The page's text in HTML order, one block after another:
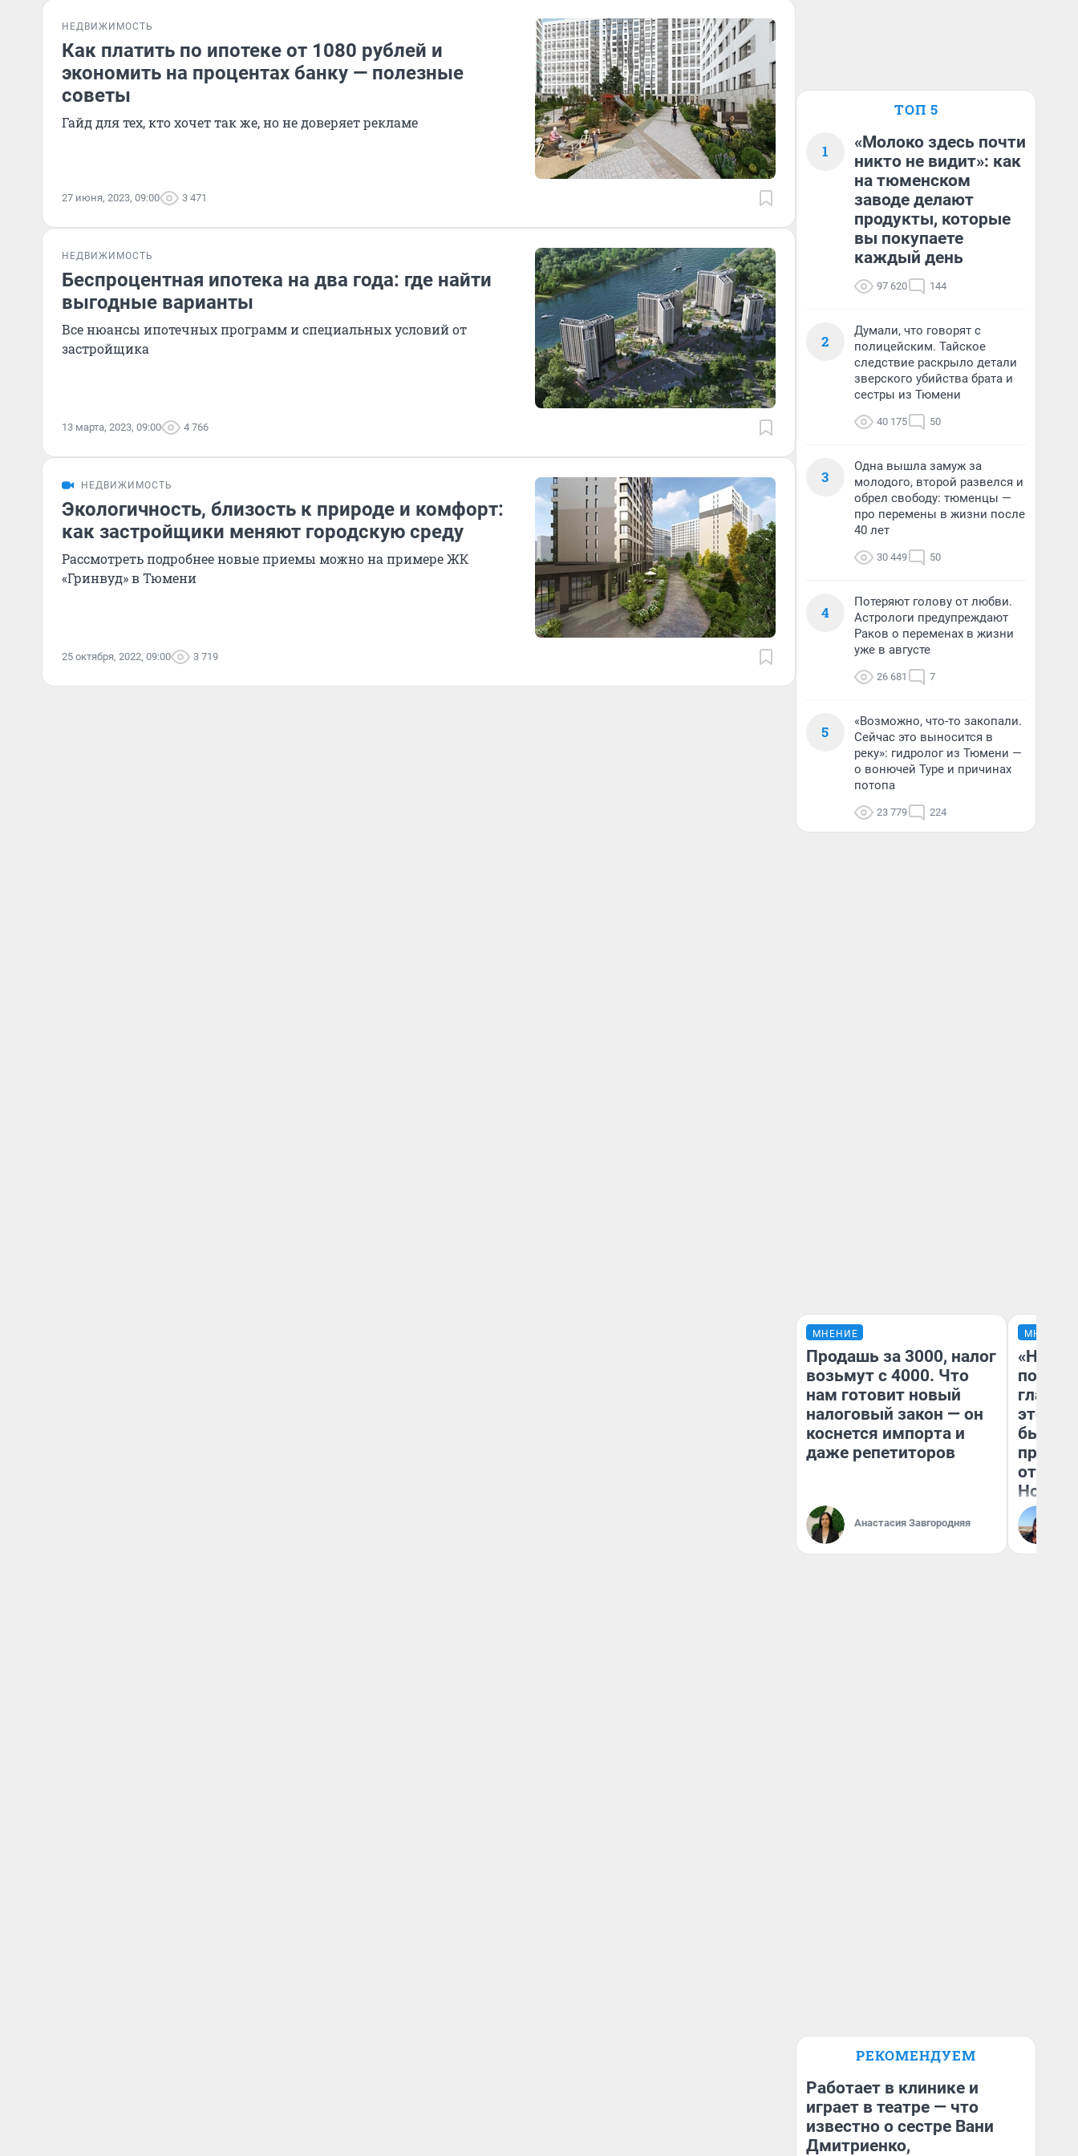
НЕДВИЖИМОСТЬ
Как платить по ипотеке от 1080 рублей и
экономить на процентах банку — полезные
советы
Гайд для тех, кто хочет так же, но не доверяет рекламе
27 июня, 2023, 09:00 3 471
НЕДВИЖИМОСТЬ
Беспроцентная ипотека на два года: где найти
выгодные варианты
Все нюансы ипотечных программ и специальных условий от
застройщика
13 марта, 2023, 09:00 4 766
НЕДВИЖИМОСТЬ
Экологичность, близость к природе и комфорт:
как застройщики меняют городскую среду
Рассмотреть подробнее новые приемы можно на примере ЖК
«Гринвуд» в Тюмени
25 октября, 2022, 09:00 3 719
ТОП 5
1
«Молоко здесь почти
никто не видит»: как
на тюменском
заводе делают
продукты, которые
вы покупаете
каждый день
97 620 144
2
Думали, что говорят с
полицейским. Тайское
следствие раскрыло детали
зверского убийства брата и
сестры из Тюмени
40 175 50
3
Одна вышла замуж за
молодого, второй развелся и
обрел свободу: тюменцы —
про перемены в жизни после
40 лет
30 449 50
4
Потеряют голову от любви.
Астрологи предупреждают
Раков о переменах в жизни
уже в августе
26 681 7
5
«Возможно, что-то закопали.
Сейчас это выносится в
реку»: гидролог из Тюмени —
о вонючей Туре и причинах
потопа
23 779 224
МНЕНИЕ
Продашь за 3000, налог
возьмут с 4000. Что
нам готовит новый
налоговый закон — он
коснется импорта и
даже репетиторов
Анастасия Завгородняя
МНЕНИЕ
этого
бьет
отзыв
Нолана
РЕКОМЕНДУЕМ
Работает в клинике и
играет в театре — что
известно о сестре Вани
Дмитриенко,